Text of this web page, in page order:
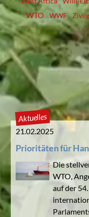
WTO WWF
Aktuelles
21.02.2025
Prioritäten für
Die
WTO,
auf der